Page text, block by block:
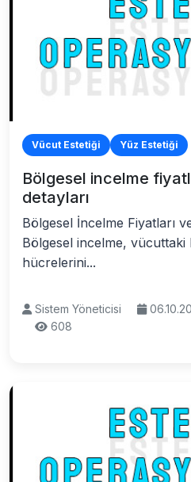
Vücut Estetiği Yüz Estetiği
Bölgesel incelme
detayları
Bölgesel İncelme Fiyatları
Bölgesel incelme,
hücrelerini...
Sistem Yöneticisi
608